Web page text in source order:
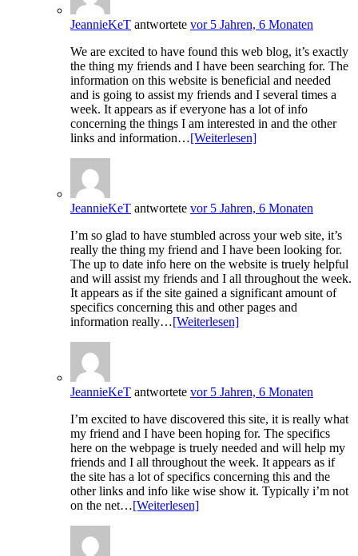
JeannieKeT antwortete vor 5 Jahren, 6 Monaten
We are excited to have found this web blog, it’s exactly
the thing my friends and I have been searching for. The
information on this website is beneficial and needed
and is going to assist my friends and I several times a
week. It appears as if everyone has a lot of info
concerning the things I am interested in and the other
links and information…[Weiterlesen]
JeannieKeT antwortete vor 5 Jahren, 6 Monaten
I’m so glad to have stumbled across your web site, it’s
really the thing my friend and I have been looking for.
The up to date info here on the website is truely helpful
and will assist my friends and I all throughout the week.
It appears as if the site gained a significant amount of
specifics concerning this and other pages and
information really…[Weiterlesen]
JeannieKeT antwortete vor 5 Jahren, 6 Monaten
I’m excited to have discovered this site, it is really what
my friend and I have been hoping for. The specifics
here on the webpage is truely needed and will help my
friends and I all throughout the week. It appears as if
the site has a lot of specifics concerning this and the
other links and info like wise show it. Typically i’m not
on the net…[Weiterlesen]